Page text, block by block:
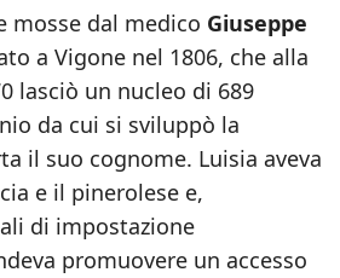
mosse dal medico Giuseppe
a Vigone nel 1806, che alla
lasciò un nucleo di 689
da cui si sviluppò la
il suo cognome. Luisia aveva
e il pinerolese e,
di impostazione
promuovere un accesso